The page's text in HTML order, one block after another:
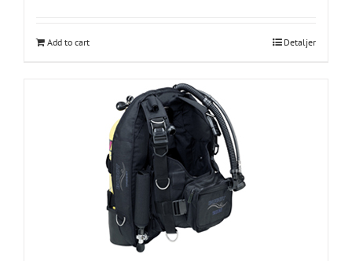
Add to cart Detaljer